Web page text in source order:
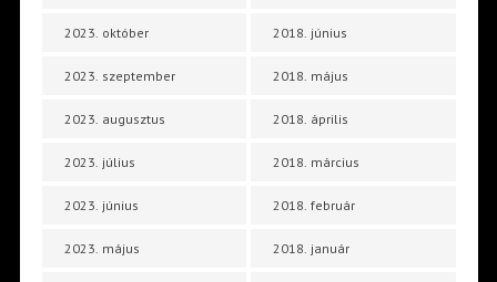
2023. október
2023. szeptember
2023. augusztus
2023. július
2023. június
2023. május
2018. június
2018. május
2018. április
2018. március
2018. február
2018. január